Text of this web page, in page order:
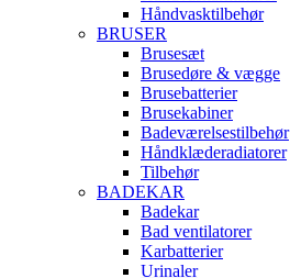
Håndvasktilbehør
BRUSER
Brusesæt
Brusedøre & vægge
Brusebatterier
Brusekabiner
Badeværelsestilbehør
Håndklæderadiatorer
Tilbehør
BADEKAR
Badekar
Bad ventilatorer
Karbatterier
Urinaler